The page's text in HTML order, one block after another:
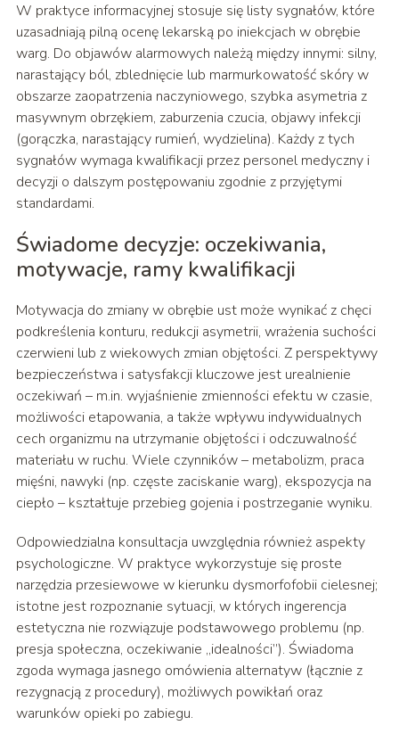
W praktyce informacyjnej stosuje się listy sygnałów, które
uzasadniają pilną ocenę lekarską po iniekcjach w obrębie
warg. Do objawów alarmowych należą między innymi: silny,
narastający ból, zblednięcie lub marmurkowatość skóry w
obszarze zaopatrzenia naczyniowego, szybka asymetria z
masywnym obrzękiem, zaburzenia czucia, objawy infekcji
(gorączka, narastający rumień, wydzielina). Każdy z tych
sygnałów wymaga kwalifikacji przez personel medyczny i
decyzji o dalszym postępowaniu zgodnie z przyjętymi
standardami.
Świadome decyzje: oczekiwania,
motywacje, ramy kwalifikacji
Motywacja do zmiany w obrębie ust może wynikać z chęci
podkreślenia konturu, redukcji asymetrii, wrażenia suchości
czerwieni lub z wiekowych zmian objętości. Z perspektywy
bezpieczeństwa i satysfakcji kluczowe jest urealnienie
oczekiwań – m.in. wyjaśnienie zmienności efektu w czasie,
możliwości etapowania, a także wpływu indywidualnych
cech organizmu na utrzymanie objętości i odczuwalność
materiału w ruchu. Wiele czynników – metabolizm, praca
mięśni, nawyki (np. częste zaciskanie warg), ekspozycja na
ciepło – kształtuje przebieg gojenia i postrzeganie wyniku.
Odpowiedzialna konsultacja uwzględnia również aspekty
psychologiczne. W praktyce wykorzystuje się proste
narzędzia przesiewowe w kierunku dysmorfofobii cielesnej;
istotne jest rozpoznanie sytuacji, w których ingerencja
estetyczna nie rozwiązuje podstawowego problemu (np.
presja społeczna, oczekiwanie „idealności”). Świadoma
zgoda wymaga jasnego omówienia alternatyw (łącznie z
rezygnacją z procedury), możliwych powikłań oraz
warunków opieki po zabiegu.